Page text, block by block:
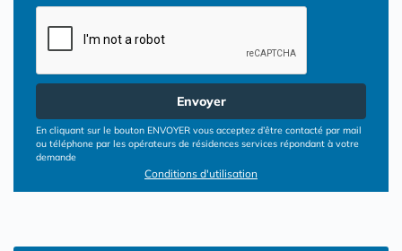
Envoyer
En cliquant sur le bouton ENVOYER vous acceptez d’être contacté par mail
ou téléphone par les opérateurs de résidences services répondant à votre
demande
Conditions d'utilisation